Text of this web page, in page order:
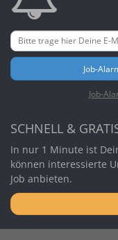
Job-
Job-
SCHNELL &
In nur 1 Minute ist
können interessierte
Job anbieten.